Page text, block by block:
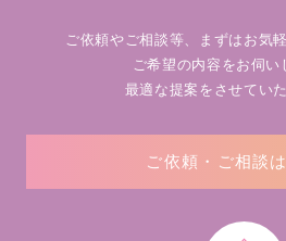
ご依頼やご相談等、まずはお気
ご希望の内容をお伺い
最適な提案をさせてい
ご依頼・ご相談